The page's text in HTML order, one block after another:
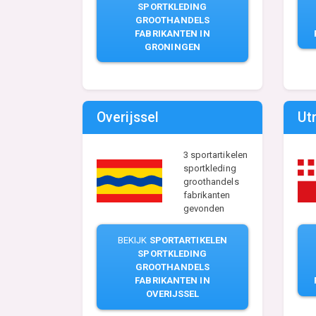
SPORTKLEDING
GROOTHANDELS
FABRIKANTEN IN
GRONINGEN
Overijssel
3 sportartikelen
sportkleding
groothandels
fabrikanten
gevonden
BEKIJK SPORTARTIKELEN
SPORTKLEDING
GROOTHANDELS
FABRIKANTEN IN
OVERIJSSEL